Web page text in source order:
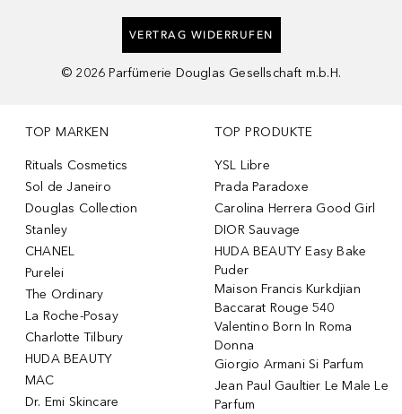
VERTRAG WIDERRUFEN
© 2026 Parfümerie Douglas Gesellschaft m.b.H.
TOP MARKEN
Rituals Cosmetics
Sol de Janeiro
Douglas Collection
Stanley
CHANEL
Purelei
The Ordinary
La Roche-Posay
Charlotte Tilbury
HUDA BEAUTY
MAC
Dr. Emi Skincare
TOP PRODUKTE
YSL Libre
Prada Paradoxe
Carolina Herrera Good Girl
DIOR Sauvage
HUDA BEAUTY Easy Bake
Puder
Maison Francis Kurkdjian
Baccarat Rouge 540
Valentino Born In Roma
Donna
Giorgio Armani Si Parfum
Jean Paul Gaultier Le Male Le
Parfum